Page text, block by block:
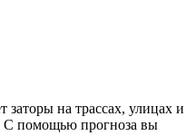
на трассах, улицах и
С помощью прогноза вы